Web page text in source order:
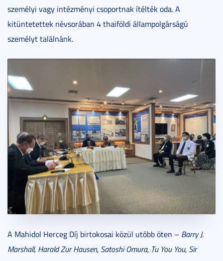
személyi vagy intézményi csoportnak ítélték oda. A
kitüntetettek névsorában 4 thaiföldi állampolgárságú
személyt találnánk.
A Mahidol Herceg Díj birtokosai közül utóbb öten – Barry J.
Marshall, Harald Zur Hausen, Satoshi Omura, Tu You You, Sir